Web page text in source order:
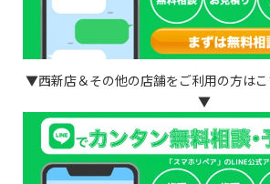
▼西新店＆その他の店舗をご利用の方は
▼